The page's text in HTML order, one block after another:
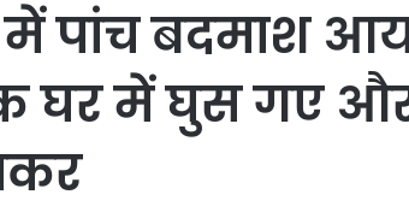
पांच बदमाश
में घुस गए और